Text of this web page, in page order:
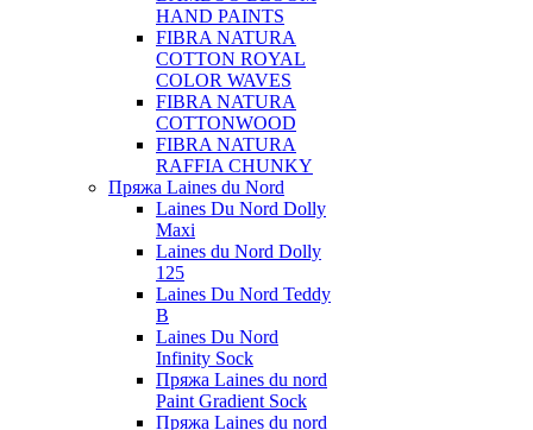
HAND PAINTS
FIBRA NATURA
COTTON ROYAL
COLOR WAVES
FIBRA NATURA
COTTONWOOD
FIBRA NATURA
RAFFIA CHUNKY
Пряжа Laines du Nord
Laines Du Nord Dolly
Maxi
Laines du Nord Dolly
125
Laines Du Nord Teddy
B
Laines Du Nord
Infinity Sock
Пряжа Laines du nord
Paint Gradient Sock
Пряжа Laines du nord